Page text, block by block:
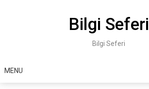
Bilgi Seferi
Bilgi Seferi
MENU